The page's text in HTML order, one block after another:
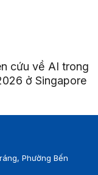
cứu về AI trong
ở Singapore
Phường Bến